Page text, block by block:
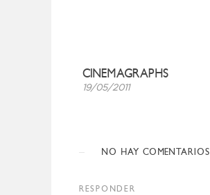
CINEMAGRAPHS
19/05/2011
NO HAY COMENTARIOS
RESPONDER